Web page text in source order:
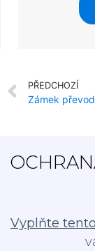
PŘEDCHOZÍ
Vyplňte